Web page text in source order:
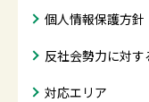
個人情報保護方針
反社会勢力に対す
対応エリア